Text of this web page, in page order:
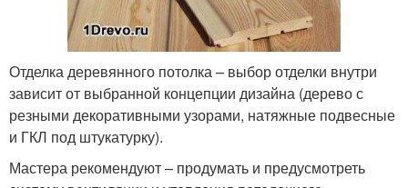
Отделка деревянного потолка – выбор отделки внутри
зависит от выбранной концепции дизайна (дерево с
резными декоративными узорами, натяжные подвесные
и ГКЛ под штукатурку).
Мастера рекомендуют – продумать и предусмотреть